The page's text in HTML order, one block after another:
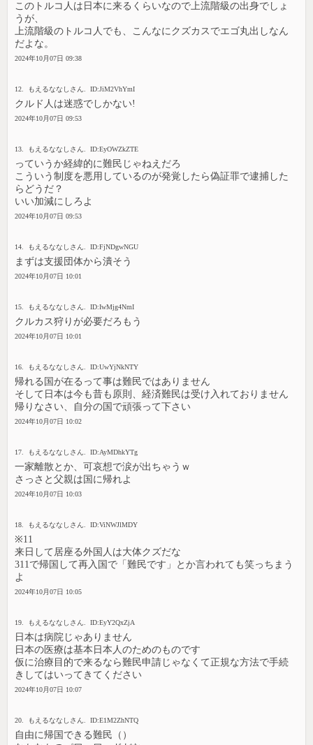
このトルコ人は日本に来るくらいなので上流階級の出身でしょ
うが、
上流階級のトルコ人でも、こんなにクズカスでエゴ丸出しなん
だよな。
2024年10月07日 09:38
12. もえるななしさん. ID:JiM2VhYmI
クルド人は迷惑でしかない!
2024年10月07日 09:53
13. もえるななしさん. ID:EyOWZkZTE
っていうか経緯的に難民じゃねえだろ
こういう制度を悪用しているのが発覚したら偽証罪で逮捕した
らどうだ？
いい加減にしろよ
2024年10月07日 09:53
14. もえるななしさん. ID:FjNDgwNGU
まずは支援団体から潰そう
2024年10月07日 10:01
15. もえるななしさん. ID:IwMjg4NmI
クルカス狩りが必要だろもう
2024年10月07日 10:01
16. もえるななしさん. ID:UwYjNkNTY
帰れる国が在るって事は難民ではありません
そして日本は今も昔も原則、経済難民は受け入れておりません
帰りなさい、自分の国で頑張って下さい
2024年10月07日 10:02
17. もえるななしさん. ID:AyMDhkYTg
一家離散とか、可哀想で涙が出ちゃうｗ
さっさと父親は国に帰れよ
2024年10月07日 10:03
18. もえるななしさん. ID:ViNWJlMDY
※11
来日して居座る外国人は大体クズだな
311で帰国して再入国で「難民です」とか言われても笑っちまう
よ
2024年10月07日 10:05
19. もえるななしさん. ID:EyY2QxZjA
日本は病院じゃありません
日本の医療は基本日本人のためのものです
仮に治療目的で来るなら難民申請じゃなくて正規な方法で手続
きしてはいってきてください
2024年10月07日 10:07
20. もえるななしさん. ID:E1M2ZhNTQ
自由に帰国できる難民（）